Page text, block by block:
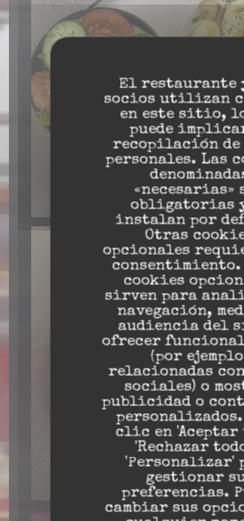
El restaurante
socios utilizan
en este sitio,
puede
recopilación de
personales. Las
«necesarias»
obligatorias
instalan por
Otras
opcionales
consentimiento.
cookies
sirven para
navegación,
audiencia del
ofrecer
(por
relacionadas
sociales) o
publicidad o
personalizados.
clic en 'Aceptar
'Rechazar
'Personalizar'
gestionar
preferencias.
cambiar sus